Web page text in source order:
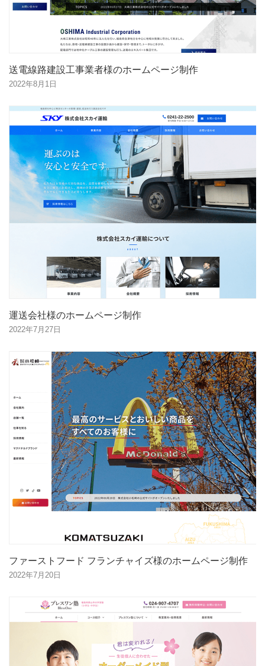
送電線路建設工事業者様のホームページ制作
2022年8月1日
運送会社様のホームページ制作
2022年7月27日
ファーストフード フランチャイズ様のホームページ制作
2022年7月20日